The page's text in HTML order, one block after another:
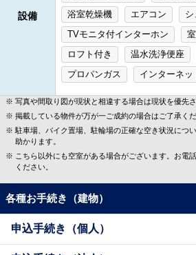
設備
浴室乾燥機
エアコン
シ
TVモニタ付インターホン
ロフト付き
温水洗浄便座
プロパンガス
インターネッ
写真や間取り図が現状と相違する場合は現状を優先
掲載している物件が万が一ご成約の場合はご了承くだ
駐車場、バイク置場、駐輪場の正確な空き状況につ
助かります。
こちら以外にも空室がある場合がございます。お電
ください。
各種お手続き（建物）
申込手続き（個人）